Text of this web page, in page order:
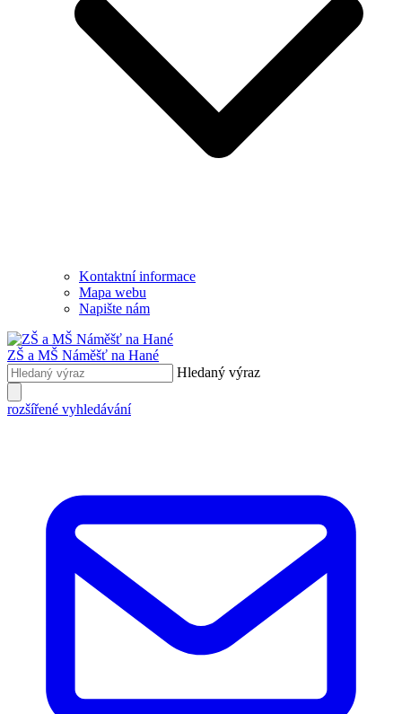
Kontaktní informace
Mapa webu
Napište nám
ZŠ a MŠ Náměšť na Hané
Hledaný výraz
rozšířené vyhledávání